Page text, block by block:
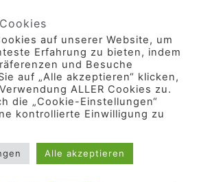
auf unserer Website, um
Erfahrung zu bieten, indem
und Besuche
auf „Alle akzeptieren“ klicken,
ALLER Cookies zu.
die „Cookie-Einstellungen“
kontrollierte Einwilligung zu
Alle akzeptieren